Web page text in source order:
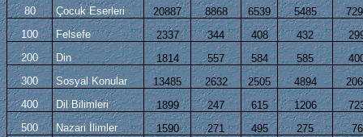
80
Çocuk Eserleri 20887 8868 6539 5485
100
Felsefe 2337 344 408 432
200
Din 1814 557 584 585
300
Sosyal Konular 13485 2632 2505 4894
400
Dil Bilimleri 1899 247 615 1206
500
Nazari İlimler 1590 271 495 275
76